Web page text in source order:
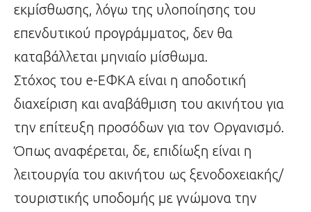
εκμίσθωσης, λόγω της υλοποίησης του
επενδυτικού προγράμματος, δεν θα
καταβάλλεται μηνιαίο μίσθωμα.
Στόχος του e-ΕΦΚΑ είναι η αποδοτική
διαχείριση και αναβάθμιση του ακινήτου για
την επίτευξη προσόδων για τον Οργανισμό.
Όπως αναφέρεται, δε, επιδίωξη είναι η
λειτουργία του ακινήτου ως ξενοδοχειακής/
τουριστικής υποδομής με γνώμονα την